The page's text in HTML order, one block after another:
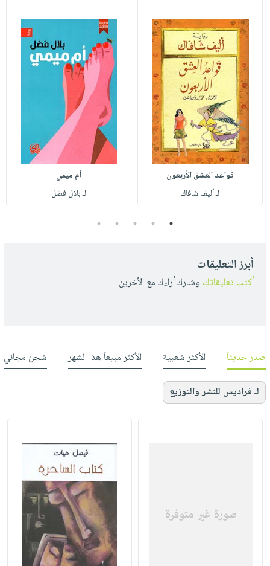
قواعد العشق الأربعون
لـ أليف شافاك
أم ميمي
لـ بلال فضل
1
2
3
4
5
أبرز التعليقات
أكتب تعليقاتك وشارك أراءك مع الأخرين
صدر حديثاً الأكثر شعبية الأكثر مبيعاً هذا الشهر شحن مجاني
لـ فراديس للنشر والتوزيع